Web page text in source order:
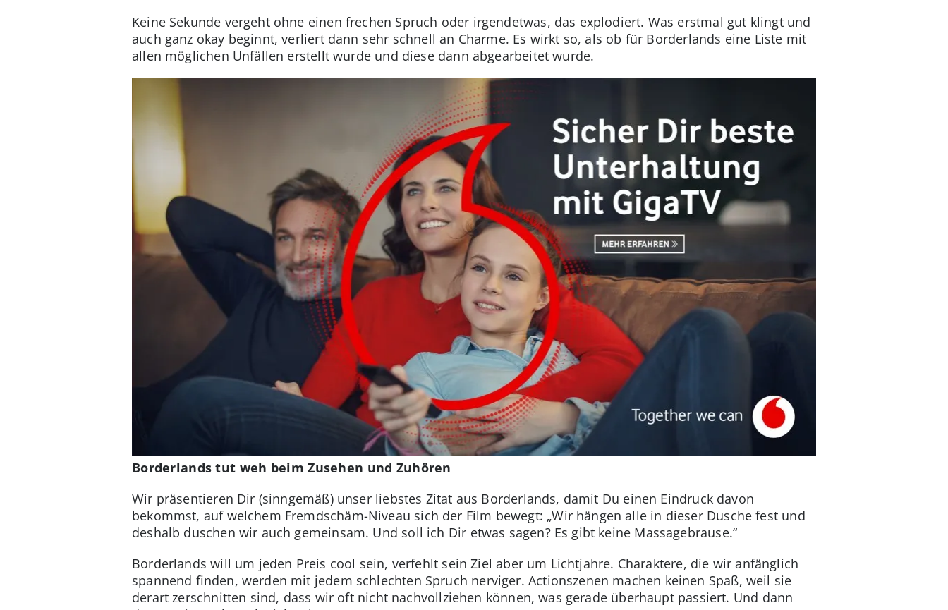
Keine Sekunde vergeht ohne einen frechen Spruch oder irgendetwas, das explodiert. Was erstmal gut klingt und
auch ganz okay beginnt, verliert dann sehr schnell an Charme. Es wirkt so, als ob für Borderlands eine Liste mit
allen möglichen Unfällen erstellt wurde und diese dann abgearbeitet wurde.
Borderlands tut weh beim Zusehen und Zuhören
Wir präsentieren Dir (sinngemäß) unser liebstes Zitat aus Borderlands, damit Du einen Eindruck davon
bekommst, auf welchem Fremdschäm-Niveau sich der Film bewegt: „Wir hängen alle in dieser Dusche fest und
deshalb duschen wir auch gemeinsam. Und soll ich Dir etwas sagen? Es gibt keine Massagebrause.“
Borderlands will um jeden Preis cool sein, verfehlt sein Ziel aber um Lichtjahre. Charaktere, die wir anfänglich
spannend finden, werden mit jedem schlechten Spruch nerviger. Actionszenen machen keinen Spaß, weil sie
derart zerschnitten sind, dass wir oft nicht nachvollziehen können, was gerade überhaupt passiert. Und dann